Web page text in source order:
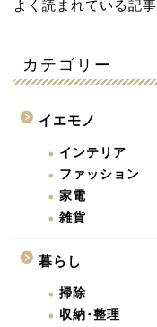
よく読まれている記事
カテゴリー
イエモノ
インテリア
ファッション
家電
雑貨
暮らし
掃除
収納･整理